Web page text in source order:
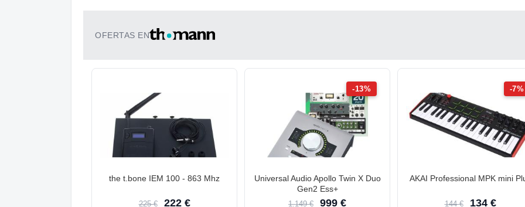
OFERTAS EN
the t.bone IEM 100 - 863 Mhz
225 € 222 €
-13%
Universal Audio Apollo Twin X Duo
Gen2 Ess+
1.149 € 999 €
-7%
AKAI Professional MPK mini
144 € 134 €